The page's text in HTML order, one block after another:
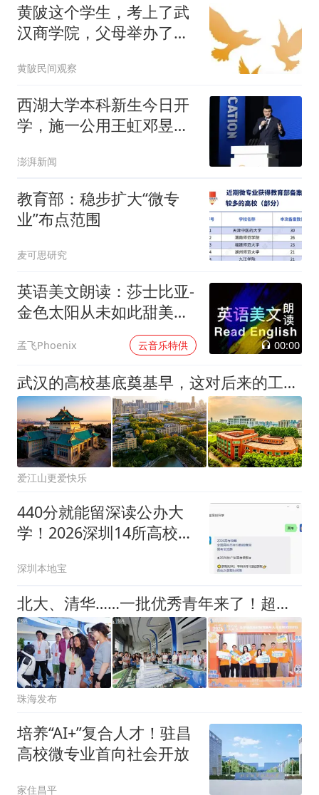
黄陂这个学生，考上了武
汉商学院，父母举办了盛
想的呢？
黄陂民间观察
西湖大学本科新生今日开
学，施一公用王虹邓昱的
澎湃新闻
教育部：稳步扩大“微专
业”布点范围
麦可思研究
英语美文朗读：莎士比亚-
金色太阳从未如此甜美吻
孟飞Phoenix 云音乐特供 00:00
武汉的高校基底奠基早，这对后来的工业发展带来了哪些促进作用
爱江山更爱快乐
440分就能留深读公办大
学！2026深圳14所高校录
深圳本地宝
北大、清华……一批优秀青年来了！超四成想留在珠海
珠海发布
培养“AI+”复合人才！驻昌
高校微专业首向社会开放
家住昌平